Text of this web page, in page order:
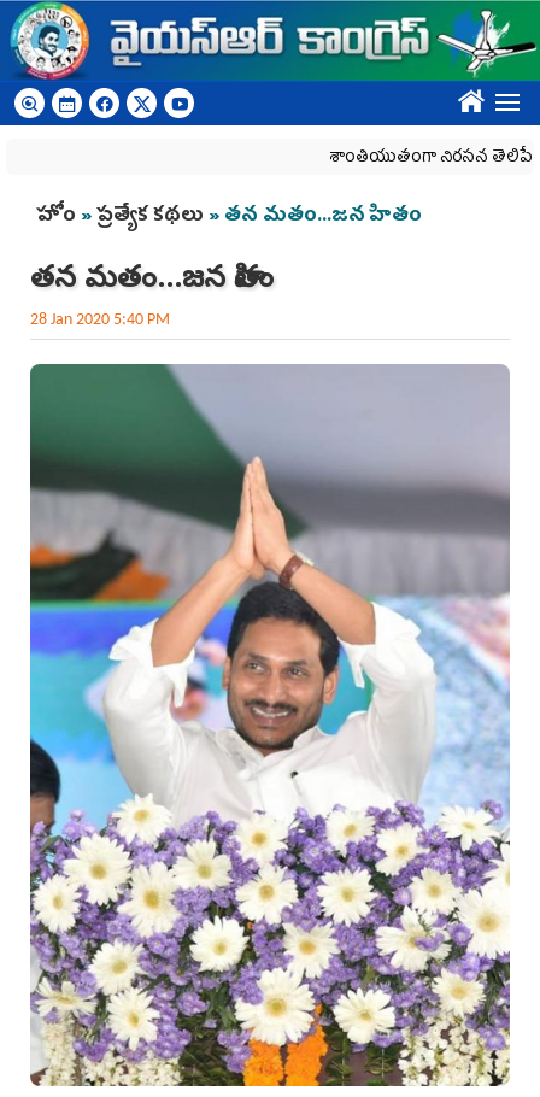
Skip to main content
????
శాంతియుతంగా నిరసన తెలిపే
You are here
హోం »ప్రత్యేక కథలు » తన మతం...జన హితం
తన మతం...జన హితం
28 Jan 2020 5:40 PM